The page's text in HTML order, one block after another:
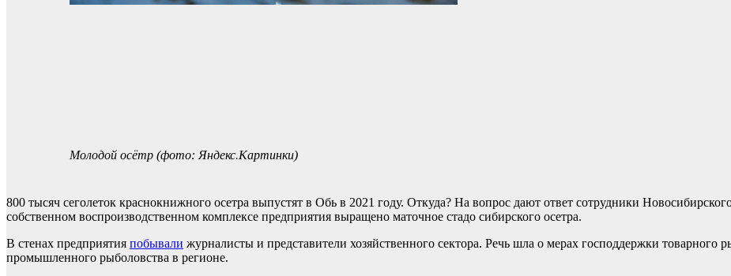
Молодой осётр (фото: Яндекс.Картинки)
800 тысяч сеголеток краснокнижного осетра выпустят в Обь в 2021 году. Откуда? На вопрос дают ответ сотрудники
собственном воспроизводственном комплексе предприятия выращено маточное стадо сибирского осетра.
В стенах предприятия побывали журналисты и представители хозяйственного сектора. Речь шла о мерах господдержки товарного
промышленного рыболовства в регионе.